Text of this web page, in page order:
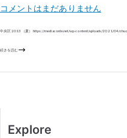
コメントはまだありません
中央区 2013（夏） https://mediaconte.net/wp-content/uploads/2021/04/
続きを読む
Explore